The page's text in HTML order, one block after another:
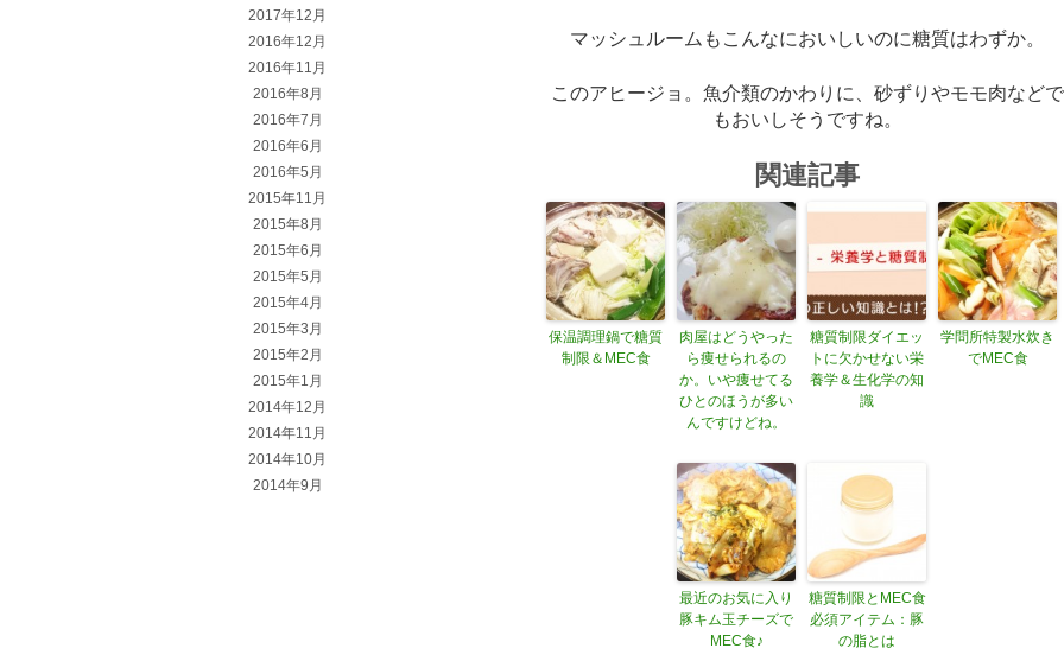
マッシュルームもこんなにおいしいのに糖質はわずか。
このアヒージョ。魚介類のかわりに、砂ずりやモモ肉などで
もおいしそうですね。
関連記事
保温調理鍋で糖質
制限＆MEC食
肉屋はどうやった
ら痩せられるの
か。いや痩せてる
ひとのほうが多い
んですけどね。
糖質制限ダイエッ
トに欠かせない栄
養学＆生化学の知
識
学問所特製水炊き
でMEC食
最近のお気に入り
豚キム玉チーズで
MEC食♪
糖質制限とMEC食
必須アイテム：豚
の脂とは
2017年12月
2016年12月
2016年11月
2016年8月
2016年7月
2016年6月
2016年5月
2015年11月
2015年8月
2015年6月
2015年5月
2015年4月
2015年3月
2015年2月
2015年1月
2014年12月
2014年11月
2014年10月
2014年9月